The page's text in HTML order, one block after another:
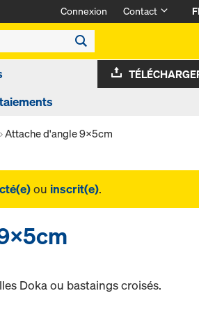
Connexion Contact
Attache d'angle 9x5cm
ou inscrit(e).
Doka ou bastaings croisés.